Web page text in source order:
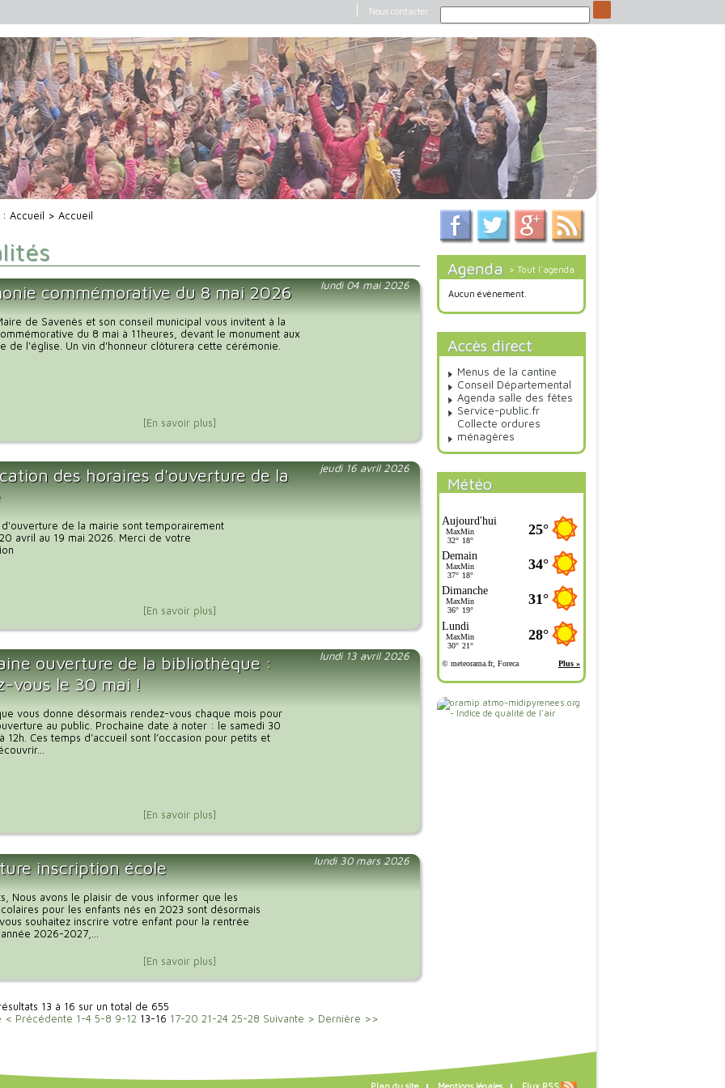
Nous contacter
:Accueil > Accueil
lundi 04 mai 2026
commémorative du 8 mai 2026
de Savenès et son conseil municipal vous invitent à la
du 8 mai à 11heures, devant le monument aux
de l'église. Un vin d'honneur clôturera cette cérémonie.
[En savoir plus]
jeudi 16 avril 2026
des horaires d'ouverture de la
d'ouverture de la mairie sont temporairement
avril au 19 mai 2026. Merci de votre
[En savoir plus]
lundi 13 avril 2026
ouverture de la bibliothèque :
vous le 30 mai !
vous donne désormais rendez-vous chaque mois pour
au public. Prochaine date à noter : le samedi 30
12h. Ces temps d’accueil sont l’occasion pour petits et
[En savoir plus]
lundi 30 mars 2026
inscription école
Nous avons le plaisir de vous informer que les
pour les enfants nés en 2023 sont désormais
souhaitez inscrire votre enfant pour la rentrée
2026-2027,...
[En savoir plus]
13 à 16 sur un total de 655
< Précédente 1-4 5-8 9-12 13-16 17-20 21-24 25-28 Suivante > Dernière >>
Agenda > Tout l'agenda
Aucun évènement.
Accès direct
Menus de la cantine
Conseil Départemental
Agenda salle des fêtes
Service-public.fr
Collecte ordures
ménagères
Météo